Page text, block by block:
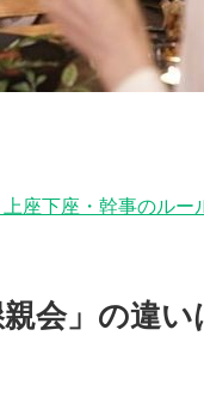
座下座・幹事のルー
会」の違い